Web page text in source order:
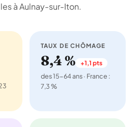
à Aulnay-sur-Iton.
TAUX DE CHÔMAGE
8,4 % +1,1 pts
des 15-64 ans · France :
7,3 %